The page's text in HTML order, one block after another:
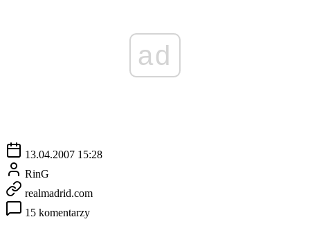
ad
13.04.2007 15:28
RinG
realmadrid.com
15 komentarzy